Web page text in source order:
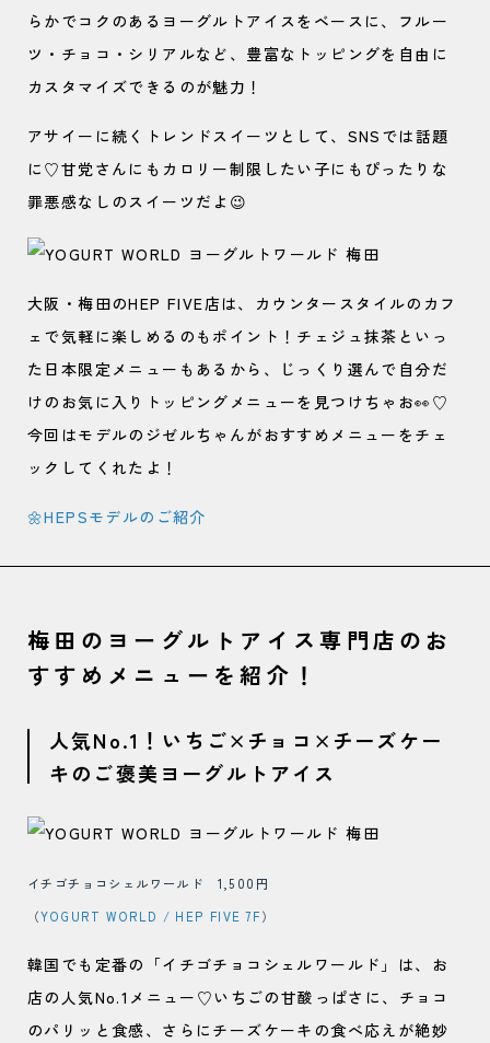
らかでコクのあるヨーグルトアイスをベースに、フルー
ツ・チョコ・シリアルなど、豊富なトッピングを自由に
カスタマイズできるのが魅力！
アサイーに続くトレンドスイーツとして、SNSでは話題
に♡甘党さんにもカロリー制限したい子にもぴったりな
罪悪感なしのスイーツだよ😉
大阪・梅田のHEP FIVE店は、カウンタースタイルのカフ
ェで気軽に楽しめるのもポイント！チェジュ抹茶といっ
た日本限定メニューもあるから、じっくり選んで自分だ
けのお気に入りトッピングメニューを見つけちゃお👀♡
今回はモデルのジゼルちゃんがおすすめメニューをチェ
ックしてくれたよ！
🌼HEPSモデルのご紹介
梅田のヨーグルトアイス専門店のお
すすめメニューを紹介！
人気No.1！いちご×チョコ×チーズケー
キのご褒美ヨーグルトアイス
イチゴチョコシェルワールド 1,500円
（YOGURT WORLD / HEP FIVE 7F）
韓国でも定番の「イチゴチョコシェルワールド」は、お
店の人気No.1メニュー♡いちごの甘酸っぱさに、チョコ
のパリッと食感、さらにチーズケーキの食べ応えが絶妙